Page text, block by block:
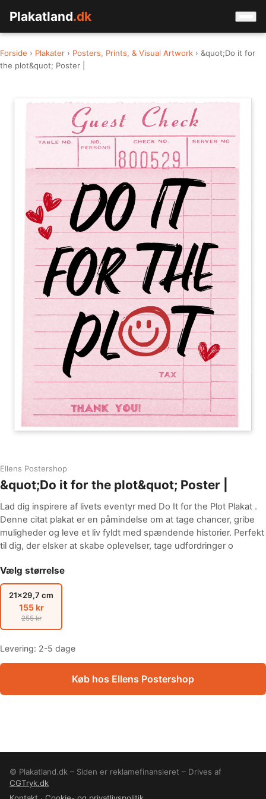
Plakatland.dk
Forside › Plakater › Posters, Prints, & Visual Artwork › &quot;Do it for
the plot&quot; Poster |
Ellens Postershop
&quot;Do it for the plot&quot; Poster |
Lad dig inspirere af livets eventyr med Do It for the Plot Plakat .
Denne citat plakat er en påmindelse om at tage chancer, gribe
muligheder og leve et liv fyldt med spændende historier. Perfekt
til dig, der elsker at skabe oplevelser, tage udfordringer o
Vælg størrelse
21x29,7 cm
155 kr
255 kr
Levering: 2-5 dage
Køb hos Ellens Postershop
© Plakatland.dk – Siden er reklamefinansieret – Drives af
CGTryk.dk